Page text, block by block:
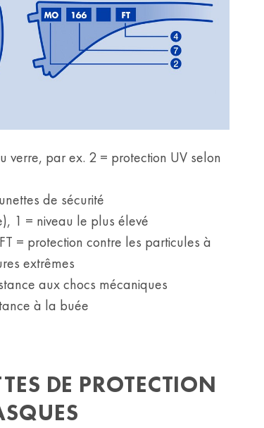
verre, par ex. 2 = protection UV selon
de sécurité
1 = niveau le plus élevé
= protection contre les particules à
extrêmes
aux chocs mécaniques
à la buée
DE PROTECTION